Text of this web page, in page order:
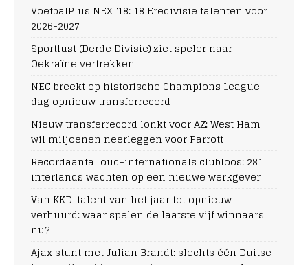
VoetbalPlus NEXT18: 18 Eredivisie talenten voor
2026-2027
Sportlust (Derde Divisie) ziet speler naar
Oekraïne vertrekken
NEC breekt op historische Champions League-
dag opnieuw transferrecord
Nieuw transferrecord lonkt voor AZ: West Ham
wil miljoenen neerleggen voor Parrott
Recordaantal oud-internationals clubloos: 281
interlands wachten op een nieuwe werkgever
Van KKD-talent van het jaar tot opnieuw
verhuurd: waar spelen de laatste vijf winnaars
nu?
Ajax stunt met Julian Brandt: slechts één Duitse